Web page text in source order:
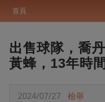
首頁
出售球隊，喬
黃蜂，13年時
2024/07/27 檢舉